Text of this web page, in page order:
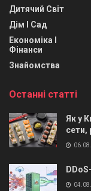
Дитячий Світ
Дім І Сад
Економіка І
Фінанси
Знайомства
Останні статті
Як у
сети,